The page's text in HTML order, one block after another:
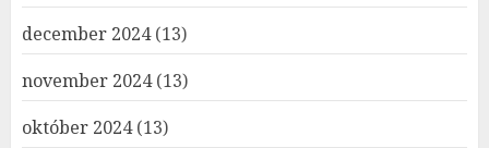
december 2024(13)
november 2024(13)
október 2024(13)